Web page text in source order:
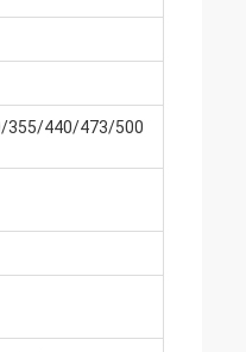
355/440/473/500